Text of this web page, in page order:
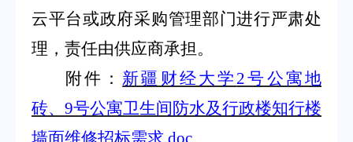
云平台或政府采购管理部门进行严肃处
理，责任由供应商承担。
附件： 新疆财经大学 2号公寓地
砖、9号公寓卫生间防水及行政楼知行楼